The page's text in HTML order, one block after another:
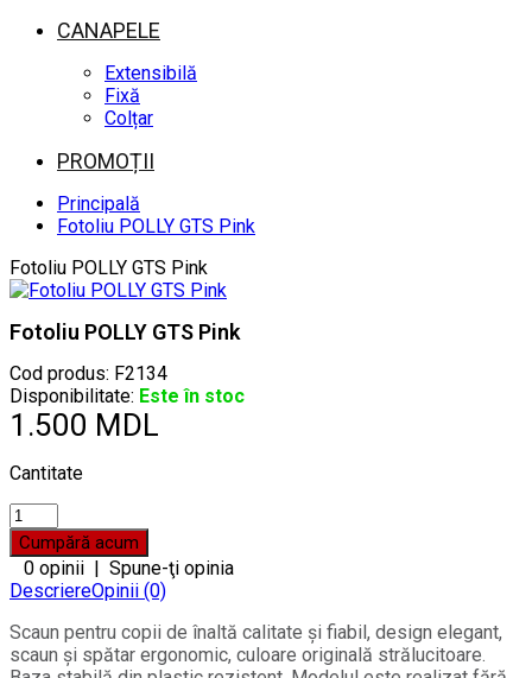
CANAPELE
Extensibilă
Fixă
Colțar
PROMOȚII
Principală
Fotoliu POLLY GTS Pink
Fotoliu POLLY GTS Pink
Fotoliu POLLY GTS Pink
Cod produs: F2134
Disponibilitate: Este în stoc
1.500 MDL
Cantitate
0 opinii | Spune-ţi opinia
DescriereOpinii (0)
Scaun pentru copii de înaltă calitate și fiabil, design elegant,
scaun și spătar ergonomic, culoare originală strălucitoare.